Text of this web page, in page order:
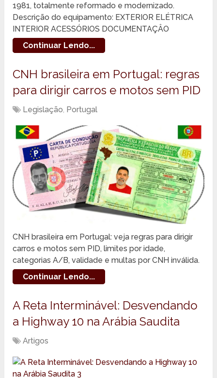
1981, totalmente reformado e modernizado.
Descrição do equipamento: EXTERIOR ELÉTRICA
INTERIOR ACESSÓRIOS DOCUMENTAÇÂO
Continuar Lendo...
CNH brasileira em Portugal: regras
para dirigir carros e motos sem PID
Legislação, Portugal
CNH brasileira em Portugal: veja regras para dirigir
carros e motos sem PID, limites por idade,
categorias A/B, validade e multas por CNH inválida.
Continuar Lendo...
A Reta Interminável: Desvendando
a Highway 10 na Arábia Saudita
Artigos